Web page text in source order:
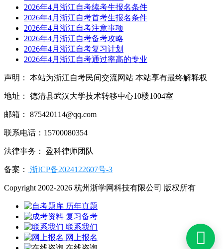
2026年4月浙江自考续考生报名条件
2026年4月浙江自考首考生报名条件
2026年4月浙江自考注意事项
2026年4月浙江自考备考攻略
2026年4月浙江自考复习计划
2026年4月浙江自考通过率高的专业
声明： 本站为浙江自考民间交流网站 本站享有最终解释权
地址： 德清县武汉大学技术转移中心10楼1004室
邮箱： 875420114@qq.com
联系电话：15700080354
法律事务： 盈科律师团队
备案： 浙ICP备2024122607号-3
Copyright 2002-2026 杭州浙学网科技有限公司 版权所有
历年真题
复习备考
联系我们
网上报名
